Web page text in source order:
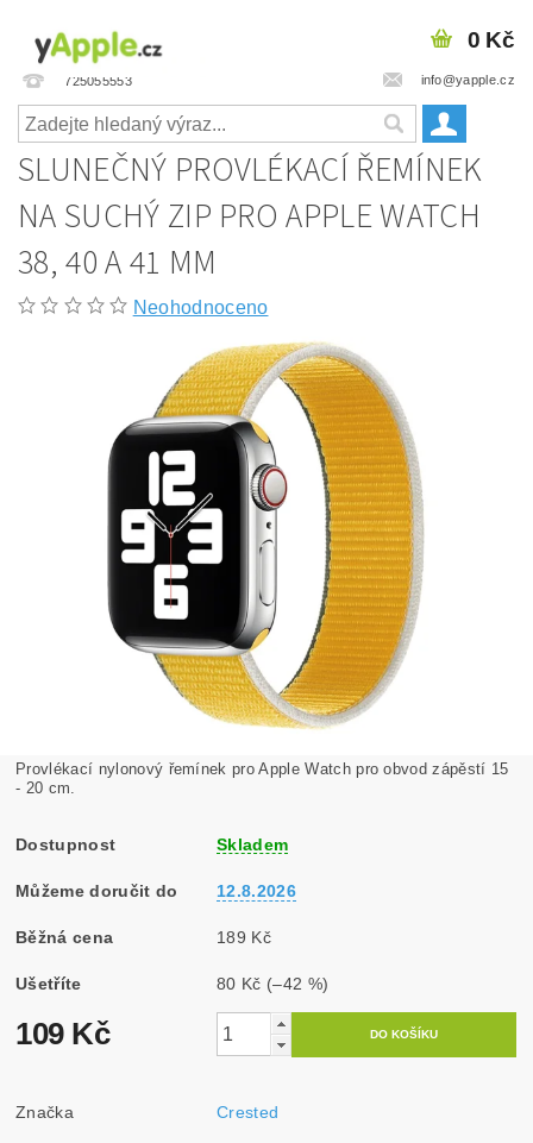
725055553 info@yapple.cz
0 Kč
SLUNEČNÝ PROVLÉKACÍ ŘEMÍNEK
NA SUCHÝ ZIP PRO APPLE WATCH
38, 40 A 41 MM
Neohodnoceno
Provlékací nylonový řemínek pro Apple Watch pro obvod zápěstí 15
- 20 cm.
Dostupnost Skladem
Můžeme doručit do 12.8.2026
Běžná cena 189 Kč
Ušetříte 80 Kč (–42 %)
109 Kč
Značka Crested